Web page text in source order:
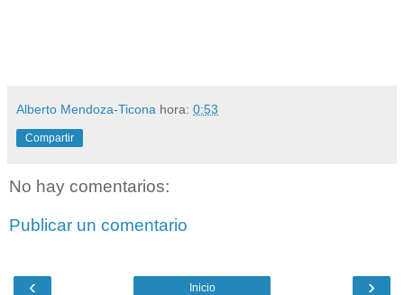
Alberto Mendoza-Ticona hora: 0:53
Compartir
No hay comentarios:
Publicar un comentario
‹ ›
Inicio